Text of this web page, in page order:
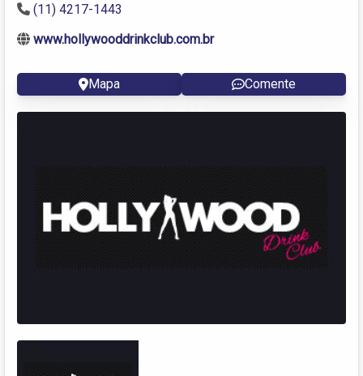
(11) 4217-1443
www.hollywooddrinkclub.com.br
Mapa Comente